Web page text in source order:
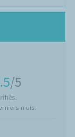
/5
mois.